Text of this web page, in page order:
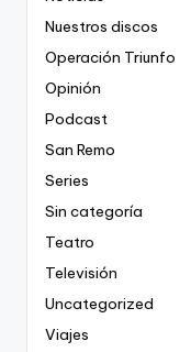
Nuestros discos
Operación Triunfo
Opinión
Podcast
San Remo
Series
Sin categoría
Teatro
Televisión
Uncategorized
Viajes